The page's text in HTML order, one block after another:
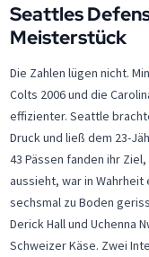
Seattles
Meisterstück
Die Zahlen lügen nicht.
Colts 2006 und die
effizienter. Seattle
Druck und ließ dem 23-
43 Pässen fanden ihr
aussieht, war in Wahrheit
sechsmal zu Boden
Derick Hall und Uchenna
Schweizer Käse. Zwei